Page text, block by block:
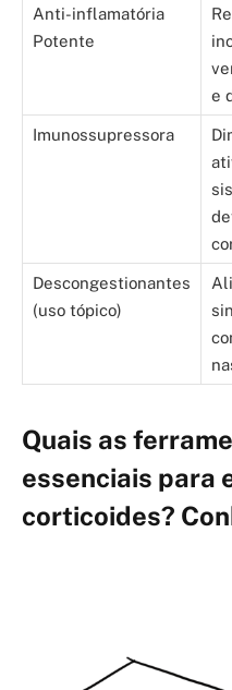
Anti-inflamatória
Potente
e
Imunossupressora
Descongestionantes
(uso tópico)
Quais as
essenciais para
corticoides?